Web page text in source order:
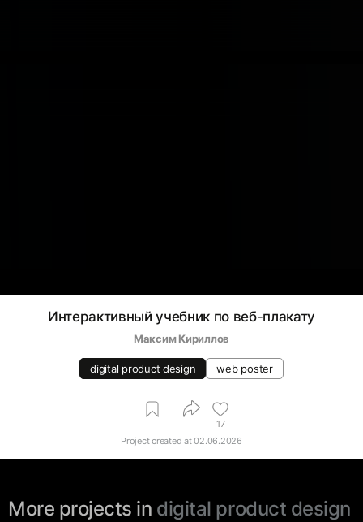
Интерактивный учебник по веб-плакату
Максим Кириллов
digital product design web poster
17
Project created at02.06.2026
More projects in digital product design